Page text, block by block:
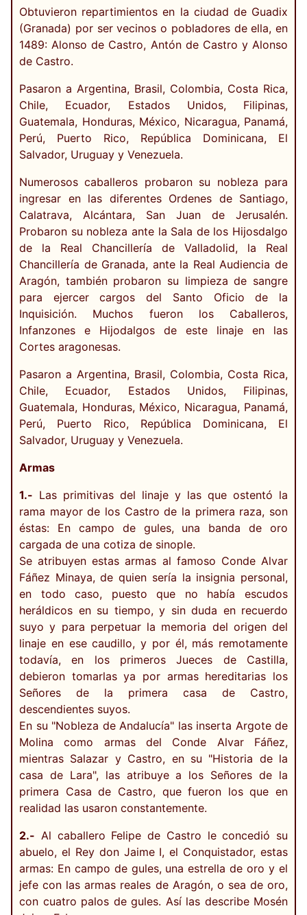
Obtuvieron repartimientos en la ciudad de Guadix
(Granada) por ser vecinos o pobladores de ella, en
1489: Alonso de Castro, Antón de Castro y Alonso
de Castro.
Pasaron a Argentina, Brasil, Colombia, Costa Rica,
Chile, Ecuador, Estados Unidos, Filipinas,
Guatemala, Honduras, México, Nicaragua, Panamá,
Perú, Puerto Rico, República Dominicana, El
Salvador, Uruguay y Venezuela.
Numerosos caballeros probaron su nobleza para
ingresar en las diferentes Ordenes de Santiago,
Calatrava, Alcántara, San Juan de Jerusalén.
Probaron su nobleza ante la Sala de los Hijosdalgo
de la Real Chancillería de Valladolid, la Real
Chancillería de Granada, ante la Real Audiencia de
Aragón, también probaron su limpieza de sangre
para ejercer cargos del Santo Oficio de la
Inquisición. Muchos fueron los Caballeros,
Infanzones e Hijodalgos de este linaje en las
Cortes aragonesas.
Pasaron a Argentina, Brasil, Colombia, Costa Rica,
Chile, Ecuador, Estados Unidos, Filipinas,
Guatemala, Honduras, México, Nicaragua, Panamá,
Perú, Puerto Rico, República Dominicana, El
Salvador, Uruguay y Venezuela.
Armas
1.- Las primitivas del linaje y las que ostentó la
rama mayor de los Castro de la primera raza, son
éstas: En campo de gules, una banda de oro
cargada de una cotiza de sinople.
Se atribuyen estas armas al famoso Conde Alvar
Fáñez Minaya, de quien sería la insignia personal,
en todo caso, puesto que no había escudos
heráldicos en su tiempo, y sin duda en recuerdo
suyo y para perpetuar la memoria del origen del
linaje en ese caudillo, y por él, más remotamente
todavía, en los primeros Jueces de Castilla,
debieron tomarlas ya por armas hereditarias los
Señores de la primera casa de Castro,
descendientes suyos.
En su "Nobleza de Andalucía" las inserta Argote de
Molina como armas del Conde Alvar Fáñez,
mientras Salazar y Castro, en su "Historia de la
casa de Lara", las atribuye a los Señores de la
primera Casa de Castro, que fueron los que en
realidad las usaron constantemente.
2.- Al caballero Felipe de Castro le concedió su
abuelo, el Rey don Jaime I, el Conquistador, estas
armas: En campo de gules, una estrella de oro y el
jefe con las armas reales de Aragón, o sea de oro,
con cuatro palos de gules. Así las describe Mosén